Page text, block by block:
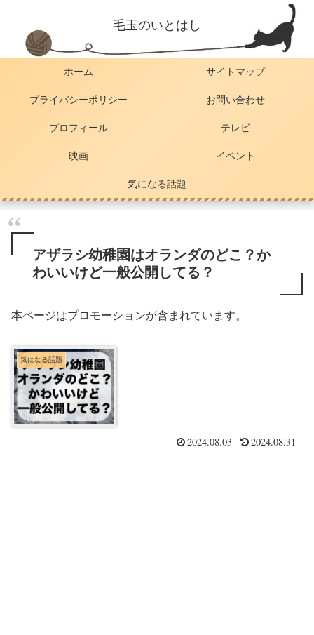
毛玉のいとはし
ホーム サイトマップ
プライバシーポリシー お問い合わせ
プロフィール テレビ
映画 イベント
気になる話題
アザラシ幼稚園はオランダのどこ？か
わいいけど一般公開してる？
本ページはプロモーションが含まれています。
気になる話題
2024.08.03 2024.08.31